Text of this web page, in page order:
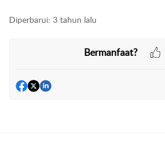
Diperbarui: 3 tahun lalu
Bermanfaat?